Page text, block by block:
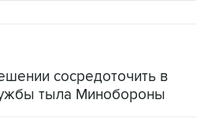
сосредоточить в
тыла Минобороны